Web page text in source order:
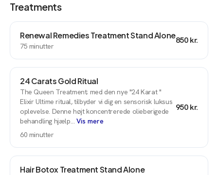
Treatments
Renewal Remedies Treatment Stand Alone
75 minutter
850 kr.
24 Carats Gold Ritual
The Queen Treatment; med den nye "24 Karat "
Elixir Ultime ritual, tilbyder vi dig en sensorisk luksus
oplevelse. Denne højt koncentrerede olieberigede
behandling hjælp… Vis mere
60 minutter
950 kr.
Hair Botox Treatment Stand Alone